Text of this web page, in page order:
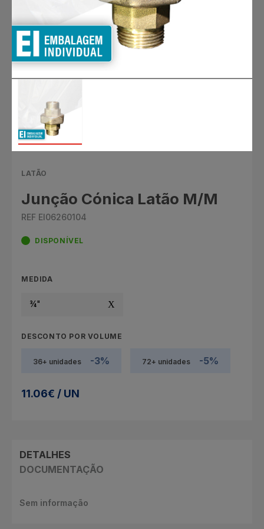
LATÃO
Junção Cónica Latão M/M
REF EI06260104
DISPONÍVEL
MEDIDA
¾"
DESCONTO POR VOLUME
36+ unidades -3% 72+ unidades -5%
11.06€ / UN
DETALHES
DOCUMENTAÇÃO
Sem informação